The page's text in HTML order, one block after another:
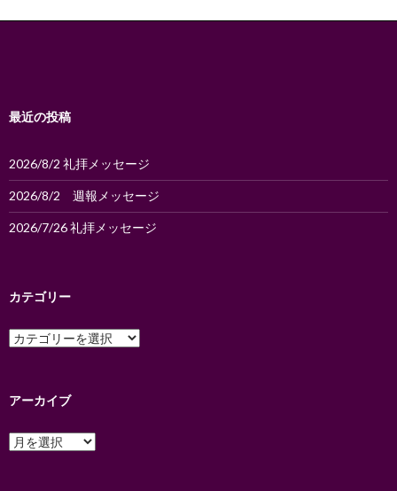
ー
ン
最近の投稿
2026/8/2 礼拝メッセージ
2026/8/2 週報メッセージ
2026/7/26 礼拝メッセージ
カテゴリー
カ
テ
ー
アーカイブ
ア
ー